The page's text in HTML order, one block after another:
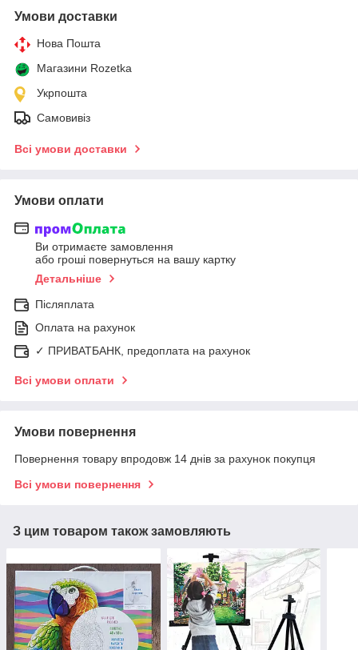
Умови доставки
Нова Пошта
Магазини Rozetka
Укрпошта
Самовивіз
Всі умови доставки
Умови оплати
Ви отримаєте замовлення
або гроші повернуться на вашу картку
Детальніше
Післяплата
Оплата на рахунок
✓ ПРИВАТБАНК, предоплата на рахунок
Всі умови оплати
Умови повернення
Повернення товару впродовж 14 днів за рахунок покупця
Всі умови повернення
З цим товаром також замовляють